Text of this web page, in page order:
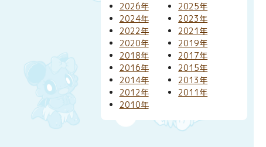
2026年
2025年
2024年
2023年
2022年
2021年
2020年
2019年
2018年
2017年
2016年
2015年
2014年
2013年
2012年
2011年
2010年